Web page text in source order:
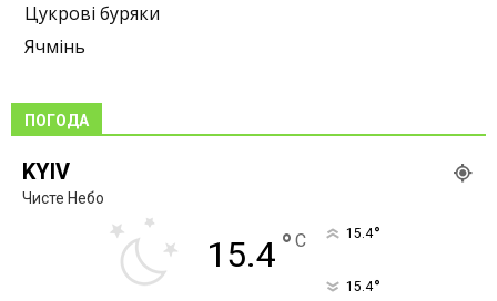
Цукрові буряки
Ячмінь
ПОГОДА
KYIV
Чисте Небо
15.4 ° C 15.4°
15.4°